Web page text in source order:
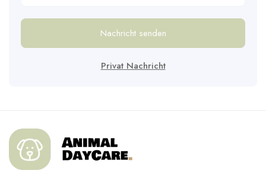
Nachricht senden
Privat Nachricht